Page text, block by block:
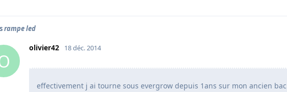
rampe led
olivier42 18 déc. 2014
effectivement j ai tourne sous evergrow depuis 1ans sur mon ancien